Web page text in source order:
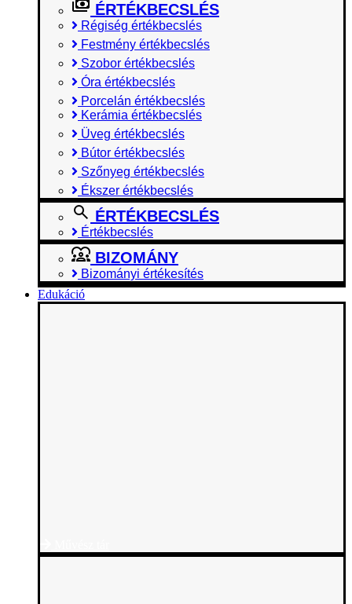
ÉRTÉKBECSLÉS
Régiség értékbecslés
Festmény értékbecslés
Szobor értékbecslés
Óra értékbecslés
Porcelán értékbecslés
Kerámia értékbecslés
Üveg értékbecslés
Bútor értékbecslés
Szőnyeg értékbecslés
Ékszer értékbecslés
ÉRTÉKBECSLÉS
Értékbecslés
BIZOMÁNY
Bizományi értékesítés
Edukáció